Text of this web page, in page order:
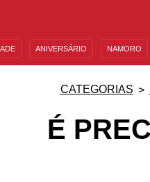
ANIVERSÁRIO NAMORO
CATEGORIAS
É